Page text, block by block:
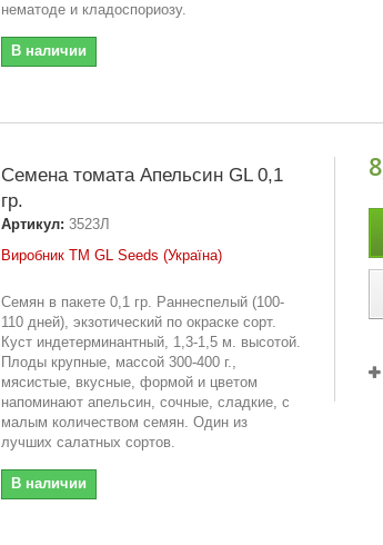
нематоде и кладоспориозу.
В наличии
Семена томата Апельсин GL 0,1
гр.
Артикул: 3523Л
Виробник ТМ GL Seeds (Україна)
Семян в пакете 0,1 гр. Раннеспелый (100-
110 дней), экзотический по окраске сорт.
Куст индетерминантный, 1,3-1,5 м. высотой.
Плоды крупные, массой 300-400 г.,
мясистые, вкусные, формой и цветом
напоминают апельсин, сочные, сладкие, с
малым количеством семян. Один из
лучших салатных сортов.
В наличии